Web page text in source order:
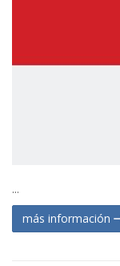
...
más información